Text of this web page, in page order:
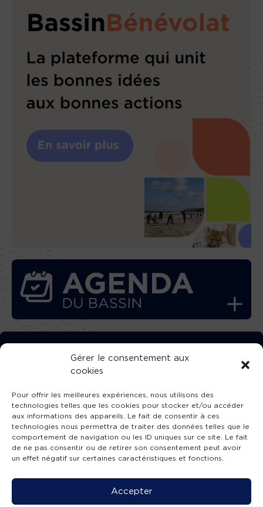
Gérer le consentement aux
cookies
Pour offrir les meilleures expériences, nous utilisons des
technologies telles que les cookies pour stocker et/ou accéder
aux informations des appareils. Le fait de consentir à ces
technologies nous permettra de traiter des données telles que le
comportement de navigation ou les ID uniques sur ce site. Le fait
de ne pas consentir ou de retirer son consentement peut avoir
un effet négatif sur certaines caractéristiques et fonctions.
Accepter
TÉLÉCHARGEZ GRATUITEMENT
L’APPLICATION TVBA !
SUIVEZ-NOUS !
Mentions légales -Accessibilité